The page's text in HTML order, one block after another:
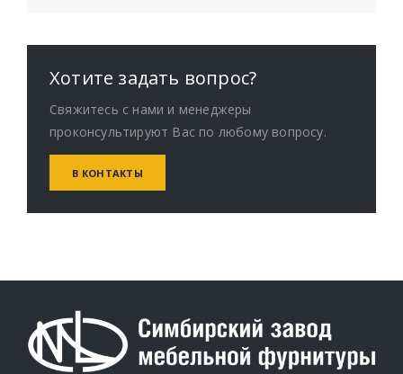
Хотите задать вопрос?
Свяжитесь с нами и менеджеры
проконсультируют Вас по любому вопросу.
В КОНТАКТЫ